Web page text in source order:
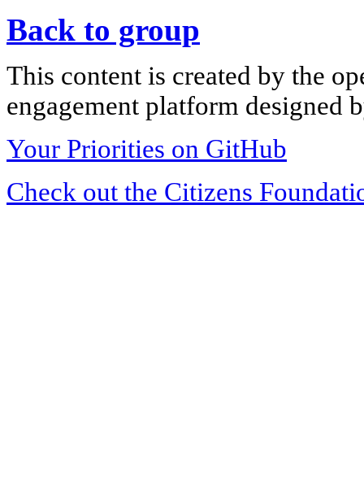
Back to group
This content is created by the
engagement platform designed
Your Priorities on GitHub
Check out the Citizens